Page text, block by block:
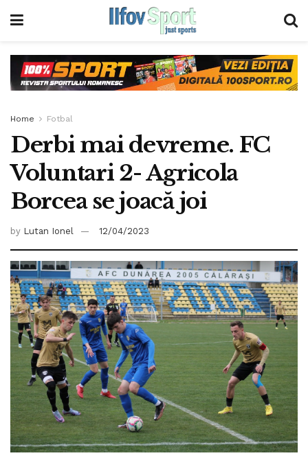
Home Fotbal
Derbi mai devreme. FC
Voluntari 2- Agricola
Borcea se joacă joi
by Lutan Ionel 12/04/2023